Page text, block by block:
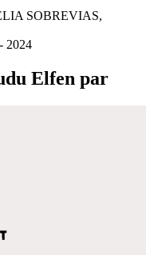
SOBREVIAS,
2024
Elfen par